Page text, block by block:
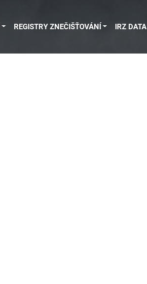
REGISTRY ZNEČIŠŤOVÁNÍ IRZ DATA